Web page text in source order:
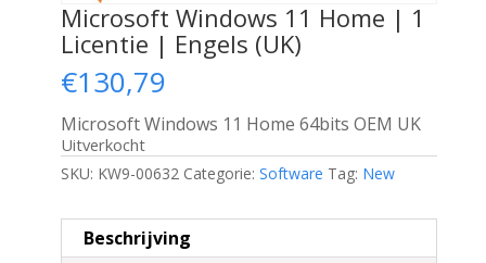
Microsoft Windows 11 Home | 1
Licentie | Engels (UK)
€130,79
Microsoft Windows 11 Home 64bits OEM UK
Uitverkocht
SKU: KW9-00632 Categorie: Software Tag: New
Beschrijving